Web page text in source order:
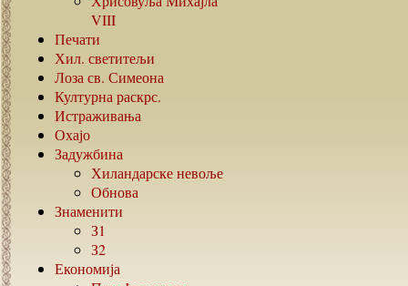
VIII
Печати
Хил. светитељи
Лоза св. Симеона
Културна раскрс.
Истраживања
Охајо
Задужбина
Хиландарске невоље
Обнова
Знаменити
З1
З2
Економија